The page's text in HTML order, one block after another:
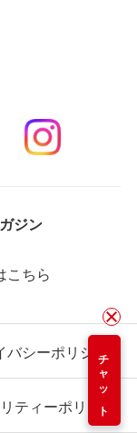
チャット
ジン
こちら
バシーポリシー
ティーポリシー